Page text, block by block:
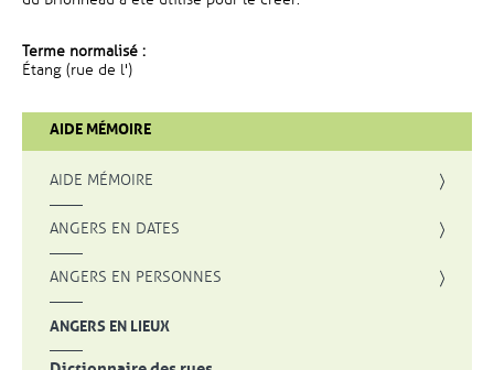
Terme normalisé :
Étang (rue de l')
AIDE MÉMOIRE
AIDE MÉMOIRE
ANGERS EN DATES
ANGERS EN PERSONNES
ANGERS EN LIEUX